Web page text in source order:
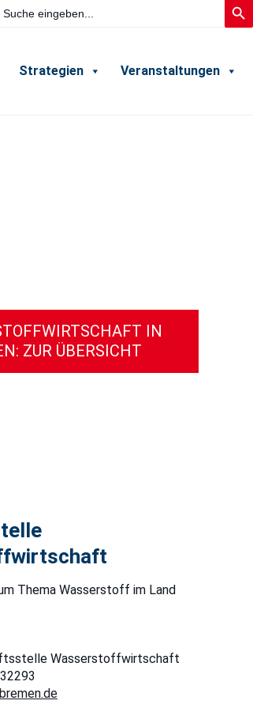
for:
Strategien Veranstaltungen
IN
ZUR ÜBERSICHT
Thema Wasserstoff im Land
Wasserstoffwirtschaft